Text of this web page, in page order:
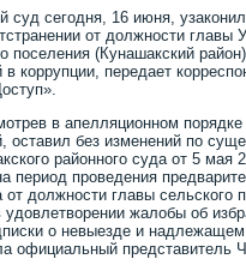
суд сегодня, 16 июня,
от должности главы
поселения (Кунашакский
в коррупции, передает
в апелляционном
оставил без изменений по
районного суда от 5 мая
период проведения
от должности главы сельского
удовлетворении жалобы об
о невыезде и надлежащем
официальный представитель